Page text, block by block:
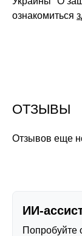
ознакомиться
ОТЗЫВЫ
Отзывов еще
ИИ-
Попробуйте